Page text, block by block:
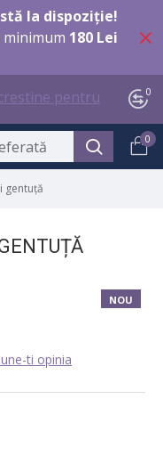
la dispoziție!
minimum 180 Lei
0
0
gentuță
NOU
ti opinia